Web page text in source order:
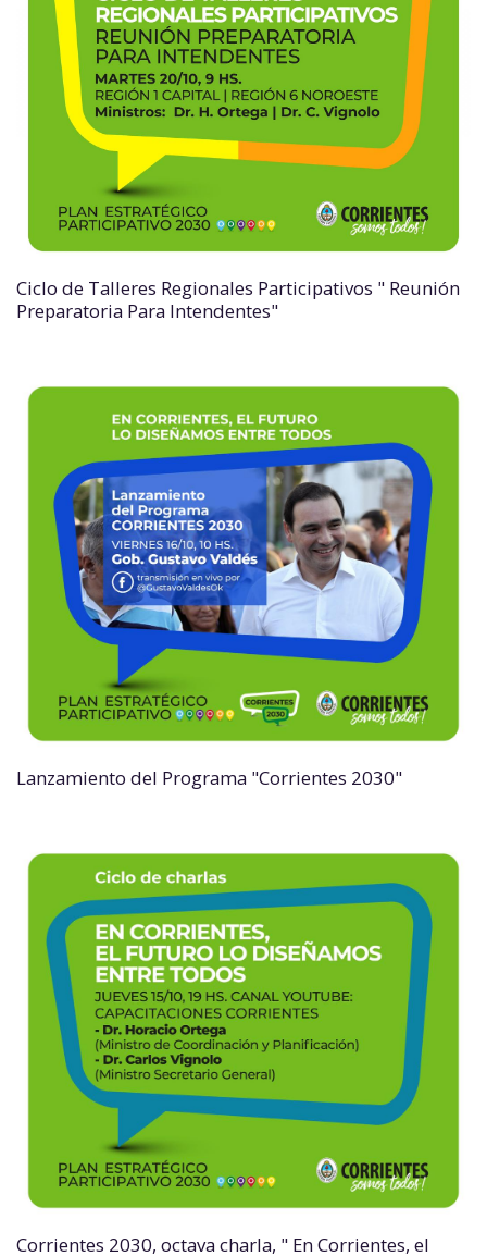
Ciclo de Talleres Regionales Participativos " Reunión
Preparatoria Para Intendentes"
Lanzamiento del Programa "Corrientes 2030"
Corrientes 2030, octava charla, " En Corrientes, el